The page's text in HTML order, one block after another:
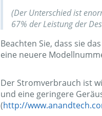
(Der Unterschied ist
67% der Leistung der
Beachten Sie, dass sie
eine neuere
Der Stromverbrauch ist
und eine geringere
(http://